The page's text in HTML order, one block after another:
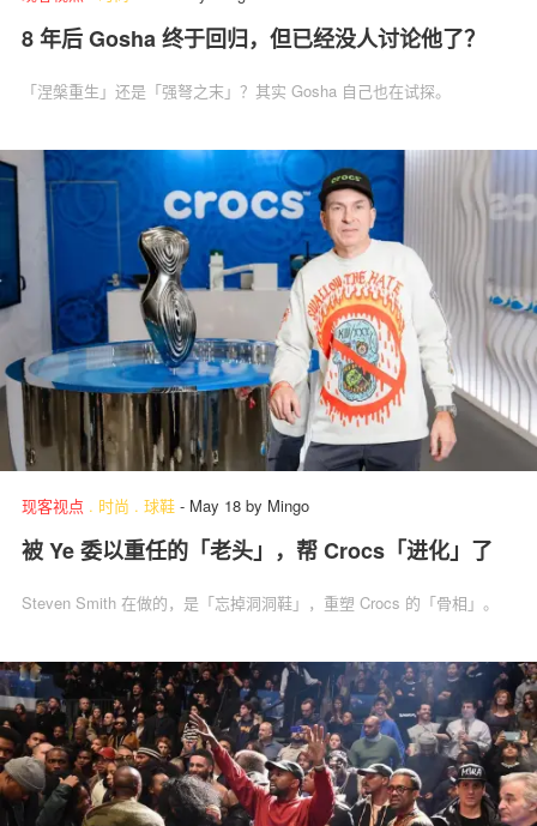
8 年后 Gosha 终于回归，但已经没人讨论他了？
「涅槃重生」还是「强弩之末」？其实 Gosha 自己也在试探。
现客视点 . 时尚 . 球鞋 - May 18 by Mingo
被 Ye 委以重任的「老头」，帮 Crocs「进化」了
Steven Smith 在做的，是「忘掉洞洞鞋」，重塑 Crocs 的「骨相」。